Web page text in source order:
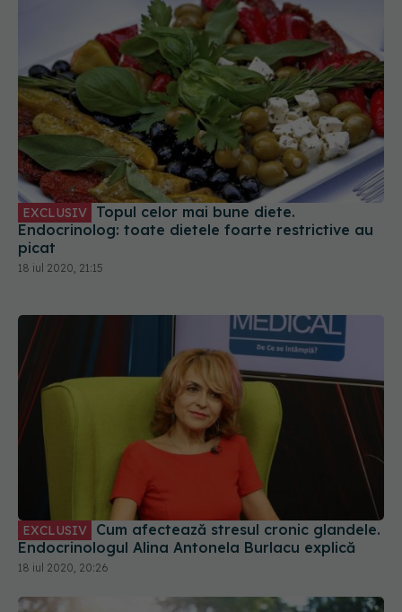
EXCLUSIV
Endocrinolog: toate dietele foarte restrictive au
picat
18 iul 2020, 21:15
EXCLUSIV
Endocrinologul Alina Antonela Burlacu explică
18 iul 2020, 20:26